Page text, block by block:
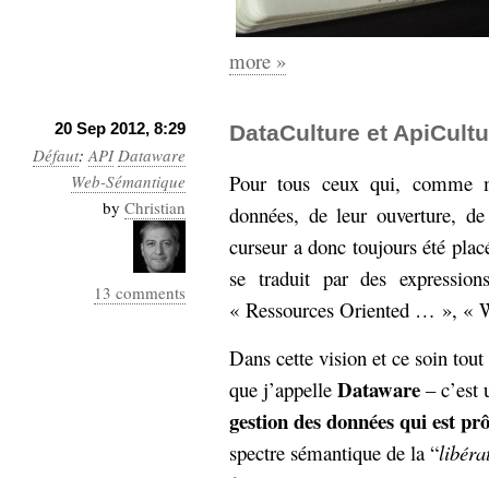
more »
20 Sep 2012, 8:29
Défaut:API Dataware
Web-Sémantique
by Christian
13 comments
DataCulture et
Pour tous ceux qui, comme
données, de leur ouverture,
curseur a donc toujours été
se traduit par des
« Ressources Oriented … », «
Dans cette vision et ce soin
que j’appelle Dataware – c’est
gestion des données qui est
spectre sémantique de la “